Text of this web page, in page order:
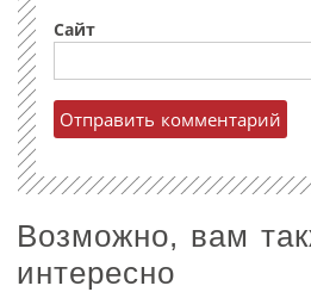
Сайт
Возможно, вам
интересно